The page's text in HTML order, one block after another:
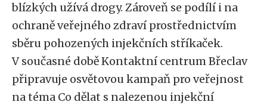
blízkých užívá drogy. Zároveň se podílí i na
ochraně veřejného zdraví prostřednictvím
sběru pohozených injekčních stříkaček.
V současné době Kontaktní centrum Břeclav
připravuje osvětovou kampaň pro veřejnost
na téma Co dělat s nalezenou injekční